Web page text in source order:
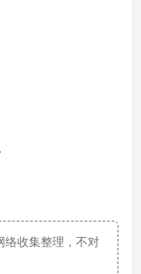
络收集整理，不对